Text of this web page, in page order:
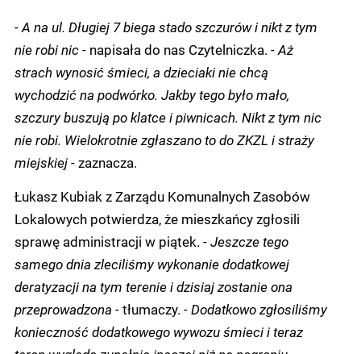
- A na ul. Długiej 7 biega stado szczurów i nikt z tym
nie robi nic - napisała do nas Czytelniczka. - Aż
strach wynosić śmieci, a dzieciaki nie chcą
wychodzić na podwórko. Jakby tego było mało,
szczury buszują po klatce i piwnicach. Nikt z tym nic
nie robi. Wielokrotnie zgłaszano to do ZKZL i straży
miejskiej -zaznacza.
Łukasz Kubiak z Zarządu Komunalnych Zasobów
Lokalowych potwierdza, że mieszkańcy zgłosili
sprawę administracji w piątek. -Jeszcze tego
samego dnia zleciliśmy wykonanie dodatkowej
deratyzacji na tym terenie i dzisiaj zostanie ona
przeprowadzona -tłumaczy. - Dodatkowo zgłosiliśmy
konieczność dodatkowego wywozu śmieci i teraz